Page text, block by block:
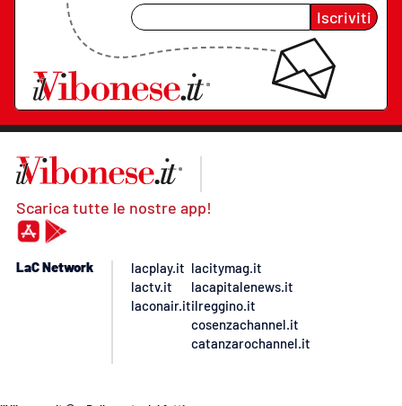
Iscriviti
Scarica tutte le nostre app!
LaC Network
lacplay.it
lactv.it
laconair.it
lacitymag.it
lacapitalenews.it
ilreggino.it
cosenzachannel.it
catanzarochannel.it